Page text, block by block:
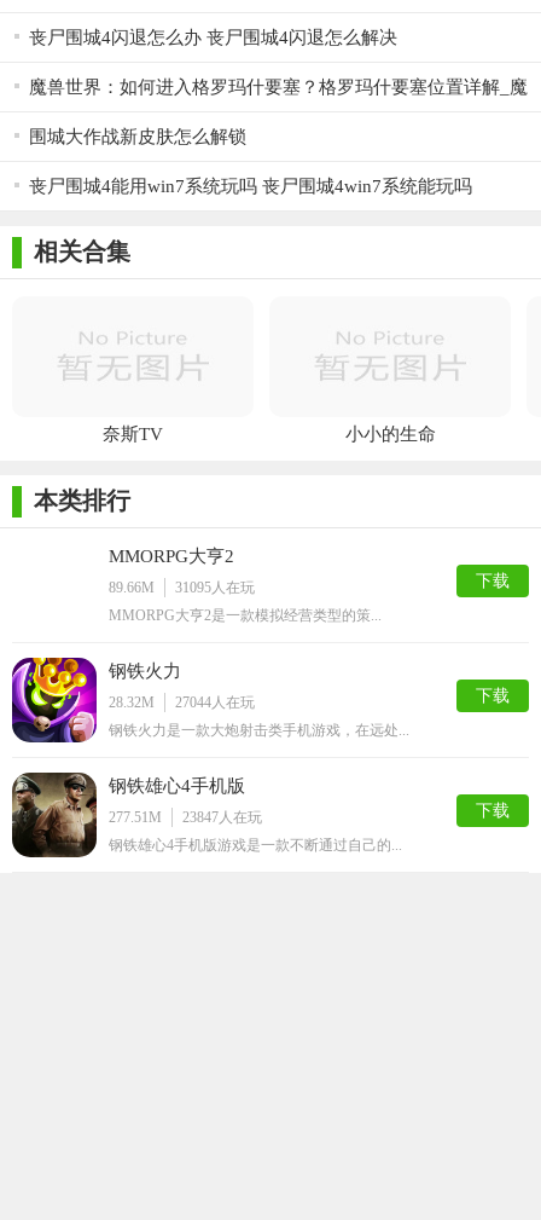
丧尸围城4闪退怎么办 丧尸围城4闪退怎么解决
魔兽世界：如何进入格罗玛什要塞？格罗玛什要塞位置详解_魔
围城大作战新皮肤怎么解锁
丧尸围城4能用win7系统玩吗 丧尸围城4win7系统能玩吗
相关合集
奈斯TV 小小的生命
本类排行
MMORPG大亨2
89.66M 31095人在玩
MMORPG大亨2是一款模拟经营类型的策...
下载
钢铁火力
28.32M 27044人在玩
钢铁火力是一款大炮射击类手机游戏，在远处...
下载
钢铁雄心4手机版
277.51M 23847人在玩
钢铁雄心4手机版游戏是一款不断通过自己的...
下载